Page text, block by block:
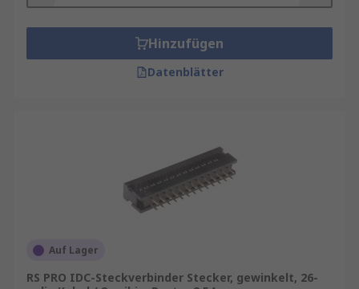
Hinzufügen
Datenblätter
Auf Lager
RS PRO IDC-Steckverbinder Stecker, gewinkelt, 26-